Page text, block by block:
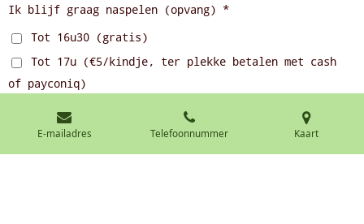
Ik blijf graag naspelen (opvang) *
Tot 16u30 (gratis)
Tot 17u (€5/kindje, ter plekke betalen met cash
of payconiq)
week ervoor weten
Ik heb nog iets te melden *
E-mailadres Telefoonnummer Kaart